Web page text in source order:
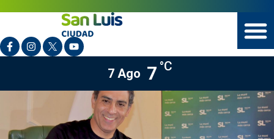
7 Ago 7 °C